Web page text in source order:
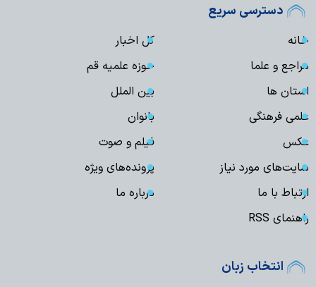
دسترسی سریع
خانه
کل اخبار
مراجع و علما
حوزه علمیه قم
استان ها
بین الملل
علمی فرهنگی
بانوان
عکس
فیلم و صوت
سایت‌های مورد نیاز
پرونده‌های ویژه
ارتباط با ما
درباره ما
راهنمای RSS
انتخاب زبان